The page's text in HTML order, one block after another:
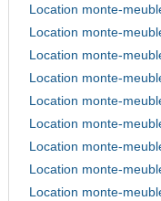
Location monte-
Location monte-
Location monte-
Location monte-
Location monte-
Location monte-
Location monte-
Location monte-
Location monte-